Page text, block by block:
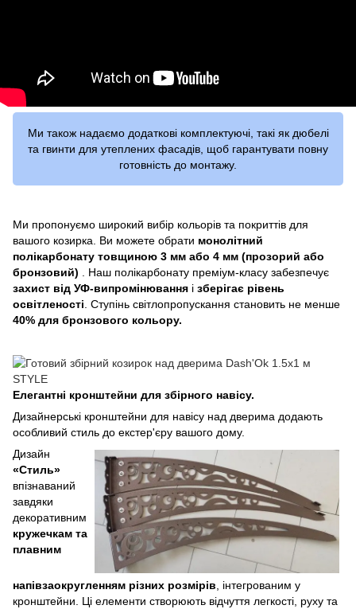
Ми також надаємо додаткові комплектуючі, такі як дюбелі
та гвинти для утеплених фасадів, щоб гарантувати повну
готовність до монтажу.
Ми пропонуємо широкий вибір кольорів та покриттів для
вашого козирка. Ви можете обрати монолітний
полікарбонату товщиною 3 мм або 4 мм (прозорий або
бронзовий) . Наш полікарбонату преміум-класу забезпечує
захист від УФ-випромінювання і зберігає рівень
освітленості . Ступінь світлопропускання становить не менше
40% для бронзового кольору.
Елегантні кронштейни для збірного навісу.
Дизайнерські кронштейни для навісу над дверима додають
особливий стиль до екстер'єру вашого дому.
Дизайн
«Стиль»
впізнаваний
завдяки
декоративним
кружечкам та
плавним
напівзаокругленням різних розмірів , інтегрованим у
кронштейни. Ці елементи створюють відчуття легкості, руху та